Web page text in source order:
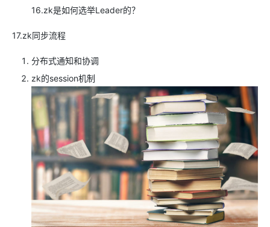
16.zk是如何选举Leader的？
17.zk同步流程
分布式通知和协调
zk的session机制